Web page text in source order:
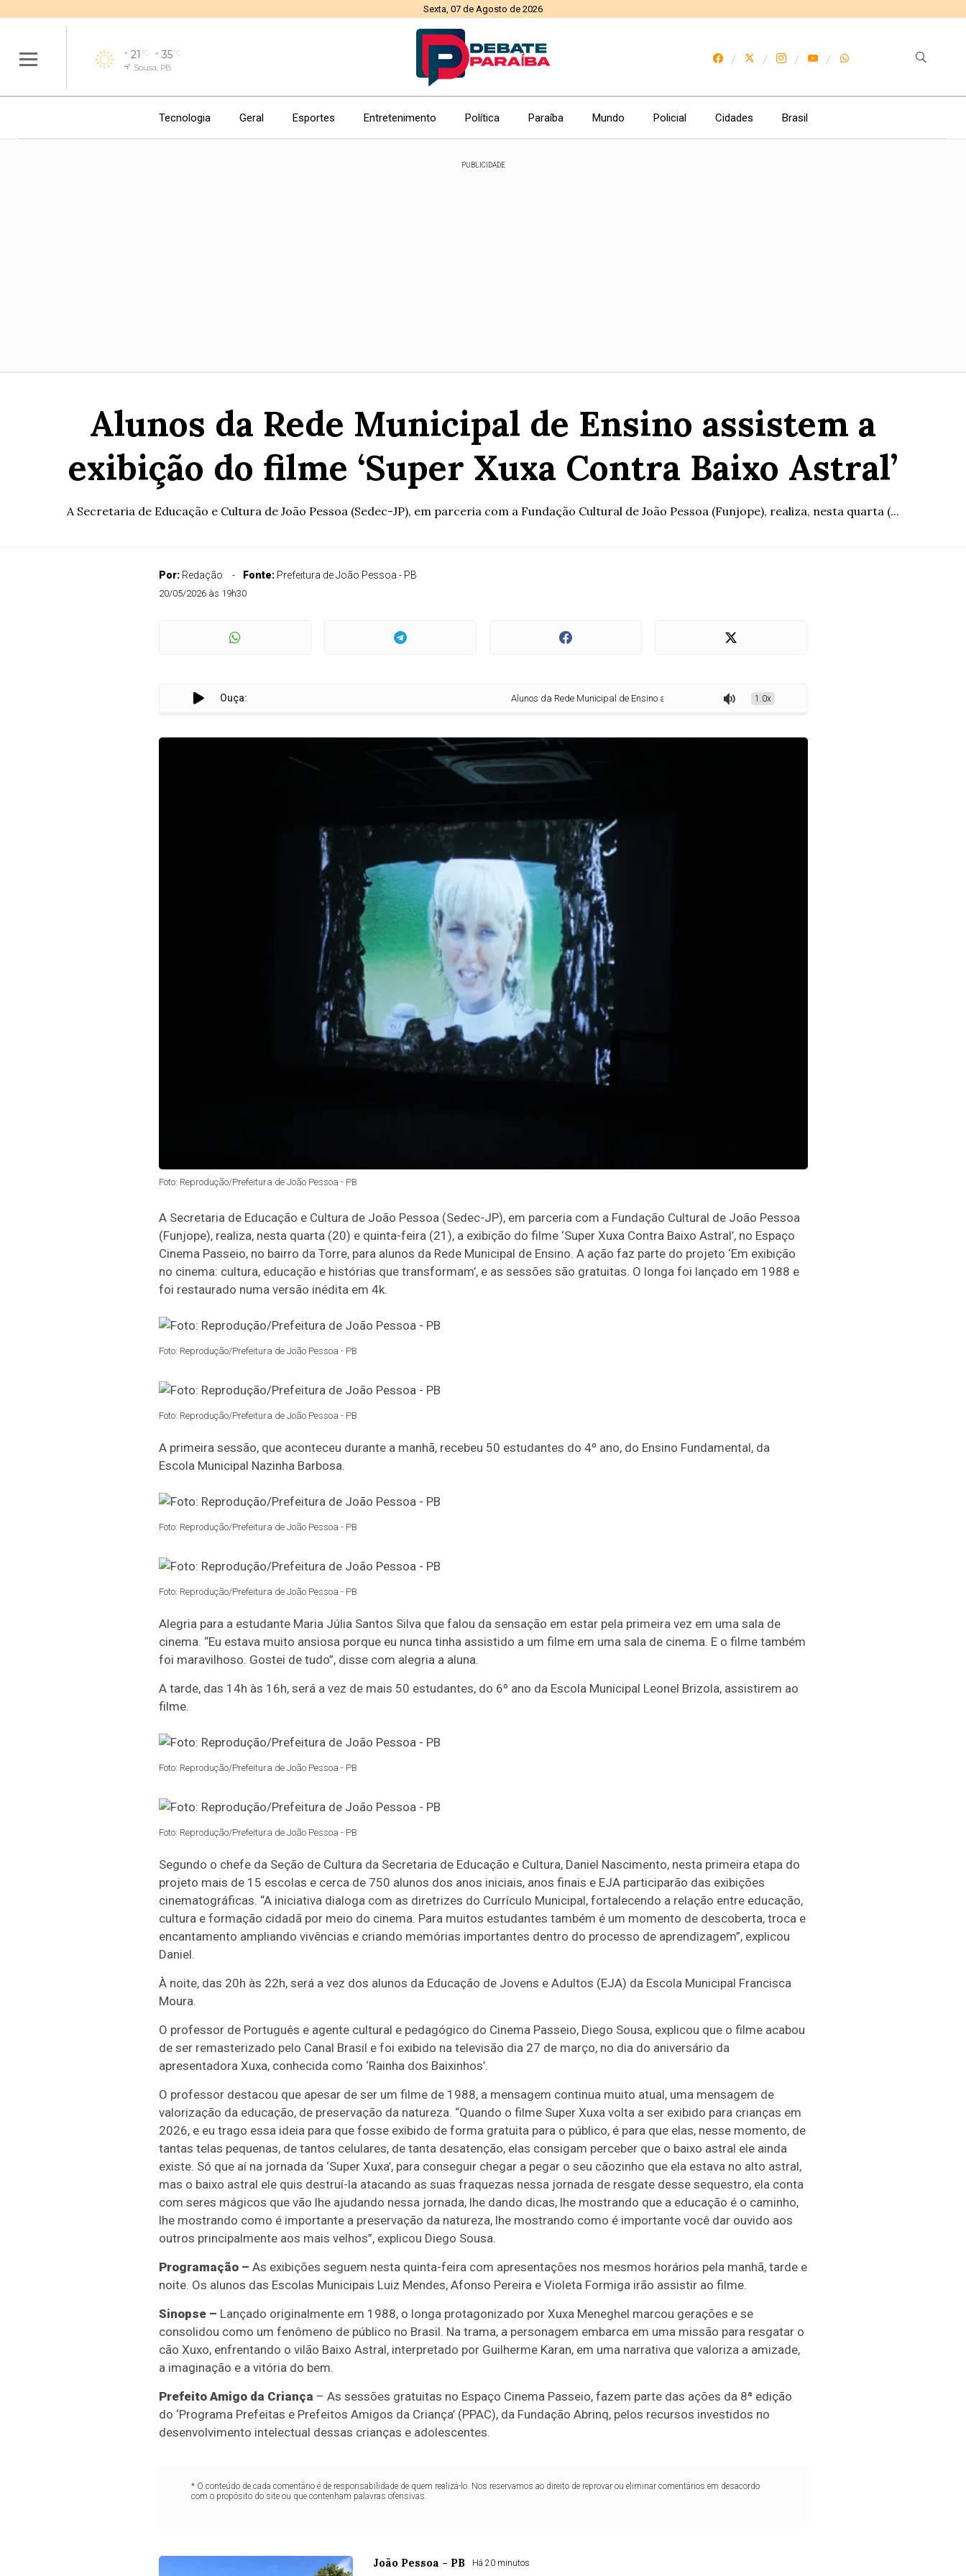
Sexta, 07 de Agosto de 2026
21 °C 35°C
Sousa, PB
Tecnologia Geral Esportes Entretenimento Política Paraíba Mundo Policial Cidades Brasil
PUBLICIDADE
Alunos da Rede Municipal de Ensino assistem a
exibição do filme ‘Super Xuxa Contra Baixo Astral’
A Secretaria de Educação e Cultura de João Pessoa (Sedec-JP), em parceria com a Fundação Cultural de João Pessoa (Funjope), realiza, nesta quarta (...
Por: Redação Fonte: Prefeitura de João Pessoa - PB
20/05/2026 às 19h30
Ouça: Alunos da Rede Municipal de Ensino assistem a exibição do filme ‘Super Xuxa Contra Baixo Astral’
1.0x
Foto: Reprodução/Prefeitura de João Pessoa - PB
A Secretaria de Educação e Cultura de João Pessoa (Sedec-JP), em parceria com a Fundação Cultural de João Pessoa
(Funjope), realiza, nesta quarta (20) e quinta-feira (21), a exibição do filme ‘Super Xuxa Contra Baixo Astral’, no Espaço
Cinema Passeio, no bairro da Torre, para alunos da Rede Municipal de Ensino. A ação faz parte do projeto ‘Em exibição
no cinema: cultura, educação e histórias que transformam’, e as sessões são gratuitas. O longa foi lançado em 1988 e
foi restaurado numa versão inédita em 4k.
Foto: Reprodução/Prefeitura de João Pessoa - PB
Foto: Reprodução/Prefeitura de João Pessoa - PB
A primeira sessão, que aconteceu durante a manhã, recebeu 50 estudantes do 4º ano, do Ensino Fundamental, da
Escola Municipal Nazinha Barbosa.
Foto: Reprodução/Prefeitura de João Pessoa - PB
Foto: Reprodução/Prefeitura de João Pessoa - PB
Alegria para a estudante Maria Júlia Santos Silva que falou da sensação em estar pela primeira vez em uma sala de
cinema. “Eu estava muito ansiosa porque eu nunca tinha assistido a um filme em uma sala de cinema. E o filme também
foi maravilhoso. Gostei de tudo”, disse com alegria a aluna.
A tarde, das 14h às 16h, será a vez de mais 50 estudantes, do 6º ano da Escola Municipal Leonel Brizola, assistirem ao
filme.
Foto: Reprodução/Prefeitura de João Pessoa - PB
Foto: Reprodução/Prefeitura de João Pessoa - PB
Segundo o chefe da Seção de Cultura da Secretaria de Educação e Cultura, Daniel Nascimento, nesta primeira etapa do
projeto mais de 15 escolas e cerca de 750 alunos dos anos iniciais, anos finais e EJA participarão das exibições
cinematográficas. “A iniciativa dialoga com as diretrizes do Currículo Municipal, fortalecendo a relação entre educação,
cultura e formação cidadã por meio do cinema. Para muitos estudantes também é um momento de descoberta, troca e
encantamento ampliando vivências e criando memórias importantes dentro do processo de aprendizagem”, explicou
Daniel.
À noite, das 20h às 22h, será a vez dos alunos da Educação de Jovens e Adultos (EJA) da Escola Municipal Francisca
Moura.
O professor de Português e agente cultural e pedagógico do Cinema Passeio, Diego Sousa, explicou que o filme acabou
de ser remasterizado pelo Canal Brasil e foi exibido na televisão dia 27 de março, no dia do aniversário da
apresentadora Xuxa, conhecida como ‘Rainha dos Baixinhos’.
O professor destacou que apesar de ser um filme de 1988, a mensagem continua muito atual, uma mensagem de
valorização da educação, de preservação da natureza. “Quando o filme Super Xuxa volta a ser exibido para crianças em
2026, e eu trago essa ideia para que fosse exibido de forma gratuita para o público, é para que elas, nesse momento, de
tantas telas pequenas, de tantos celulares, de tanta desatenção, elas consigam perceber que o baixo astral ele ainda
existe. Só que aí na jornada da ‘Super Xuxa’, para conseguir chegar a pegar o seu cãozinho que ela estava no alto astral,
mas o baixo astral ele quis destruí-la atacando as suas fraquezas nessa jornada de resgate desse sequestro, ela conta
com seres mágicos que vão lhe ajudando nessa jornada, lhe dando dicas, lhe mostrando que a educação é o caminho,
lhe mostrando como é importante a preservação da natureza, lhe mostrando como é importante você dar ouvido aos
outros principalmente aos mais velhos”, explicou Diego Sousa.
Programação – As exibições seguem nesta quinta-feira com apresentações nos mesmos horários pela manhã, tarde e
noite. Os alunos das Escolas Municipais Luiz Mendes, Afonso Pereira e Violeta Formiga irão assistir ao filme.
Sinopse – Lançado originalmente em 1988, o longa protagonizado por Xuxa Meneghel marcou gerações e se
consolidou como um fenômeno de público no Brasil. Na trama, a personagem embarca em uma missão para resgatar o
cão Xuxo, enfrentando o vilão Baixo Astral, interpretado por Guilherme Karan, em uma narrativa que valoriza a amizade,
a imaginação e a vitória do bem.
Prefeito Amigo da Criança – As sessões gratuitas no Espaço Cinema Passeio, fazem parte das ações da 8ª edição
do ‘Programa Prefeitas e Prefeitos Amigos da Criança’ (PPAC), da Fundação Abrinq, pelos recursos investidos no
desenvolvimento intelectual dessas crianças e adolescentes.
* O conteúdo de cada comentário é de responsabilidade de quem realizá-lo. Nos reservamos ao direito de reprovar ou eliminar comentários em desacordo
com o propósito do site ou que contenham palavras ofensivas.
João Pessoa - PB Há 20 minutos